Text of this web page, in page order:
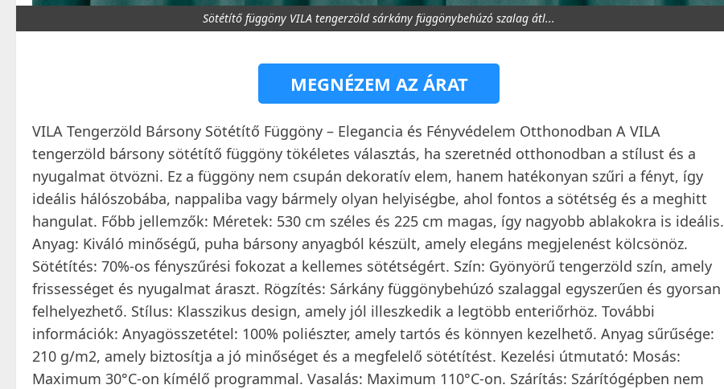
Sötétítő függöny VILA tengerzöld sárkány függönybehúzó szalag átl...
MEGNÉZEM AZ ÁRAT
VILA Tengerzöld Bársony Sötétítő Függöny – Elegancia és Fényvédelem Otthonodban A VILA
tengerzöld bársony sötétítő függöny tökéletes választás, ha szeretnéd otthonodban a stílust és a
nyugalmat ötvözni. Ez a függöny nem csupán dekoratív elem, hanem hatékonyan szűri a fényt, így
ideális hálószobába, nappaliba vagy bármely olyan helyiségbe, ahol fontos a sötétség és a meghitt
hangulat. Főbb jellemzők: Méretek: 530 cm széles és 225 cm magas, így nagyobb ablakokra is ideális.
Anyag: Kiváló minőségű, puha bársony anyagból készült, amely elegáns megjelenést kölcsönöz.
Sötétítés: 70%-os fényszűrési fokozat a kellemes sötétségért. Szín: Gyönyörű tengerzöld szín, amely
frissességet és nyugalmat áraszt. Rögzítés: Sárkány függönybehúzó szalaggal egyszerűen és gyorsan
felhelyezhető. Stílus: Klasszikus design, amely jól illeszkedik a legtöbb enteriőrhöz. További
információk: Anyagösszetétel: 100% poliészter, amely tartós és könnyen kezelhető. Anyag sűrűsége:
210 g/m2, amely biztosítja a jó minőséget és a megfelelő sötétítést. Kezelési útmutató: Mosás:
Maximum 30°C-on kímélő programmal. Vasalás: Maximum 110°C-on. Szárítás: Szárítógépben nem